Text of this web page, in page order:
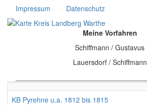
Impressum
Datenschutz
Image
Meine Vorfahren
Schiffmann / Gustavus
Lauersdorf / Schiffmann
KB Pyrehne u.a. 1812 bis 1815